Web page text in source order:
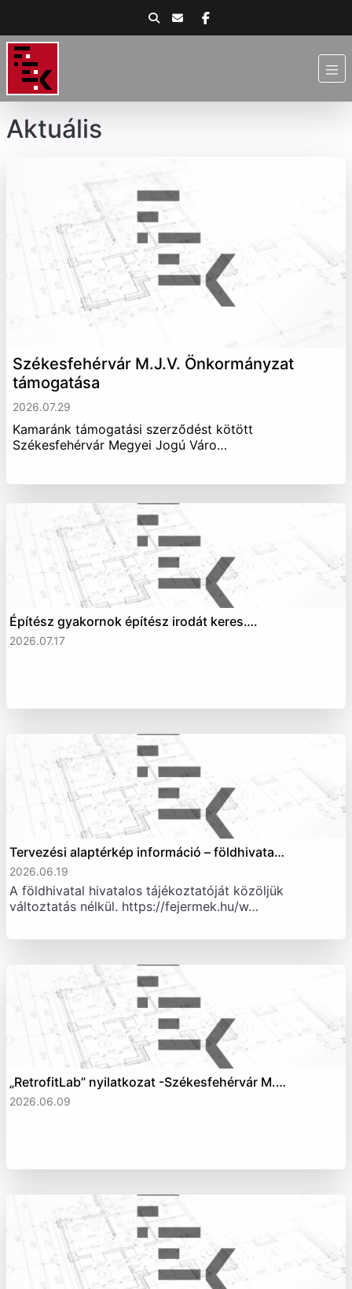
Aktuális
Székesfehérvár M.J.V. Önkormányzat
támogatása
2026.07.29
Kamaránk támogatási szerződést kötött
Székesfehérvár Megyei Jogú Váro…
Építész gyakornok építész irodát keres….
2026.07.17
Tervezési alaptérkép információ – földhivata…
2026.06.19
A földhivatal hivatalos tájékoztatóját közöljük
változtatás nélkül. https://fejermek.hu/w…
„RetrofitLab” nyilatkozat -Székesfehérvár M.…
2026.06.09